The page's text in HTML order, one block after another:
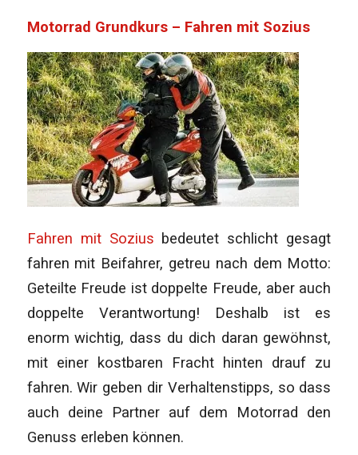
Motorrad Grundkurs – Fahren mit Sozius
Fahren mit Sozius bedeutet schlicht gesagt
fahren mit Beifahrer, getreu nach dem Motto:
Geteilte Freude ist doppelte Freude, aber auch
doppelte Verantwortung! Deshalb ist es
enorm wichtig, dass du dich daran gewöhnst,
mit einer kostbaren Fracht hinten drauf zu
fahren. Wir geben dir Verhaltenstipps, so dass
auch deine Partner auf dem Motorrad den
Genuss erleben können.